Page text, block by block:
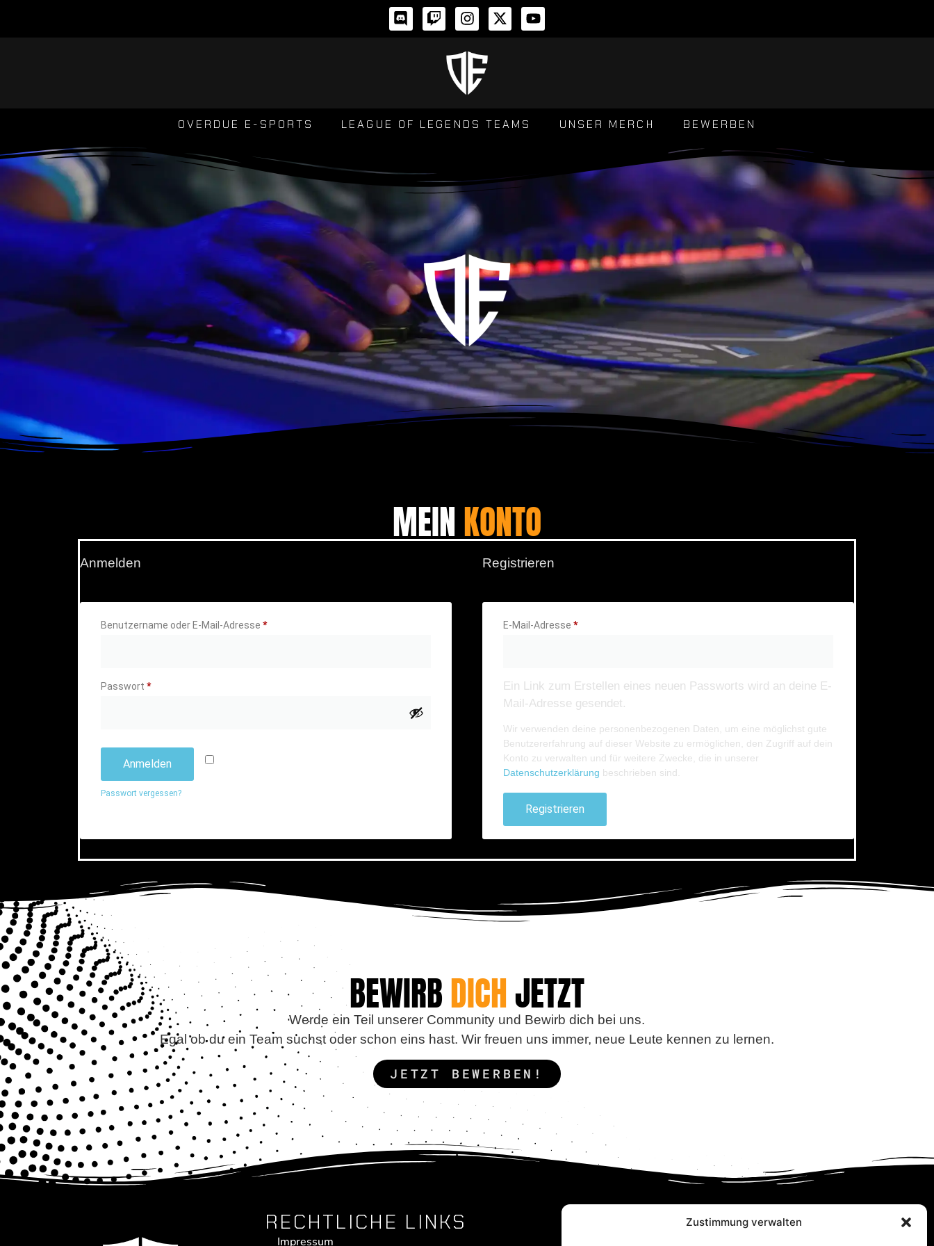
Zustimmung verwalten
OVERDUE E-SPORTS LEAGUE OF LEGENDS TEAMS UNSER MERCH BEWERBEN
MEINKONTO
Anmelden
Benutzername oder E-Mail-Adresse *
Passwort *
Anmelden
Passwort vergessen?
Registrieren
E-Mail-Adresse*
Ein Link zum Erstellen eines neuen Passworts wird an deine E-
Mail-Adresse gesendet.
Wir verwenden deine personenbezogenen Daten, um eine möglichst gute
Benutzererfahrung auf dieser Website zu ermöglichen, den Zugriff auf dein
Konto zu verwalten und für weitere Zwecke, die in unserer
Datenschutzerklärung beschrieben sind.
Registrieren
BEWIRBDICHJETZT
Werde ein Teil unserer Community und Bewirb dich bei uns.
Egal ob du ein Team suchst oder schon eins hast. Wir freuen uns immer, neue Leute kennen zu lernen.
JETZT BEWERBEN!
RECHTLICHE LINKS
Impressum
SITEMAP